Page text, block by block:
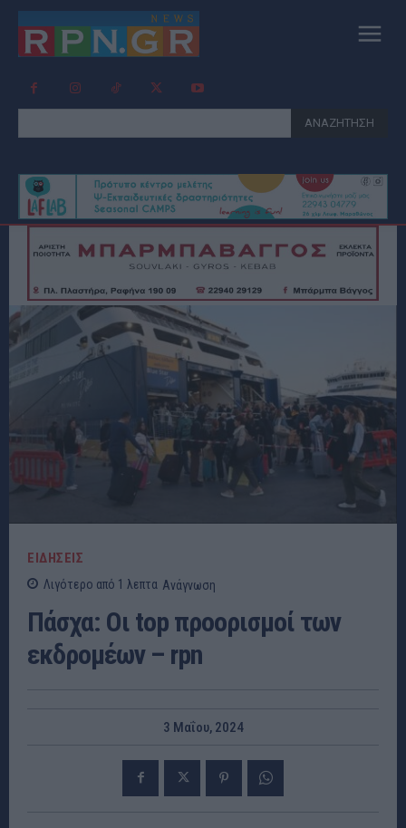
ΑΝΑΖΗΤΗΣΗ
ΕΙΔΗΣΕΙΣ
Λιγότερο από 1 λεπτα Ανάγνωση
Πάσχα: Οι top προορισμοί των
εκδρομέων – rpn
3 Μαΐου, 2024